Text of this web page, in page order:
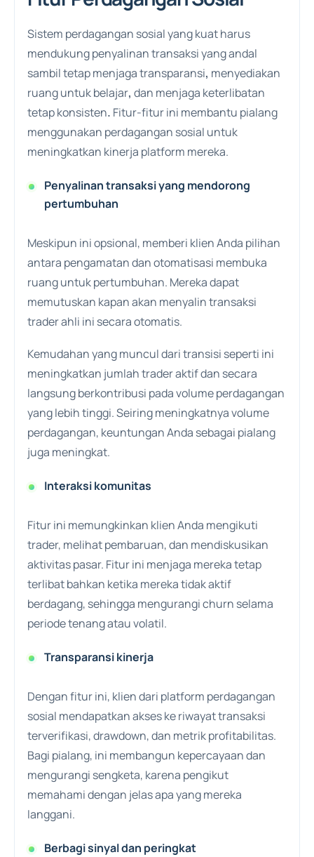
Sistem perdagangan sosial yang kuat harus
mendukung penyalinan transaksi yang andal
sambil tetap menjaga transparansi, menyediakan
ruang untuk belajar, dan menjaga keterlibatan
tetap konsisten. Fitur-fitur ini membantu pialang
menggunakan perdagangan sosial untuk
meningkatkan kinerja platform mereka.
Penyalinan transaksi yang mendorong
pertumbuhan
Meskipun ini opsional, memberi klien Anda pilihan
antara pengamatan dan otomatisasi membuka
ruang untuk pertumbuhan. Mereka dapat
memutuskan kapan akan menyalin transaksi
trader ahli ini secara otomatis.
Kemudahan yang muncul dari transisi seperti ini
meningkatkan jumlah trader aktif dan secara
langsung berkontribusi pada volume perdagangan
yang lebih tinggi. Seiring meningkatnya volume
perdagangan, keuntungan Anda sebagai pialang
juga meningkat.
Interaksi komunitas
Fitur ini memungkinkan klien Anda mengikuti
trader, melihat pembaruan, dan mendiskusikan
aktivitas pasar. Fitur ini menjaga mereka tetap
terlibat bahkan ketika mereka tidak aktif
berdagang, sehingga mengurangi churn selama
periode tenang atau volatil.
Transparansi kinerja
Dengan fitur ini, klien dari platform perdagangan
sosial mendapatkan akses ke riwayat transaksi
terverifikasi, drawdown, dan metrik profitabilitas.
Bagi pialang, ini membangun kepercayaan dan
mengurangi sengketa, karena pengikut
memahami dengan jelas apa yang mereka
langgani.
Berbagi sinyal dan peringkat